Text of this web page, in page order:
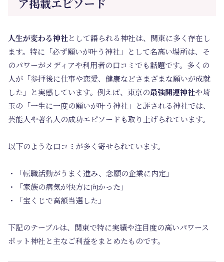
ア掲載エピソード
人生が変わる神社として語られる神社は、関東に多く存在し
ます。特に「必ず願いが叶う神社」として名高い場所は、そ
のパワーがメディアや利用者の口コミでも話題です。多くの
人が「参拝後に仕事や恋愛、健康などさまざまな願いが成就
した」と実感しています。例えば、東京の最強開運神社や埼
玉の「一生に一度の願いが叶う神社」と評される神社では、
芸能人や著名人の成功エピソードも取り上げられています。
以下のような口コミが多く寄せられています。
・「転職活動がうまく進み、念願の企業に内定」
・「家族の病気が快方に向かった」
・「宝くじで高額当選した」
下記のテーブルは、関東で特に実績や注目度の高いパワース
ポット神社と主なご利益をまとめたものです。